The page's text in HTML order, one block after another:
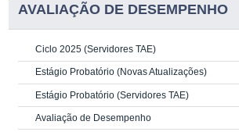
AVALIAÇÃO DE DESEMPENHO
Ciclo 2025 (Servidores TAE)
Estágio Probatório (Novas Atualizações)
Estágio Probatório (Servidores TAE)
Avaliação de Desempenho